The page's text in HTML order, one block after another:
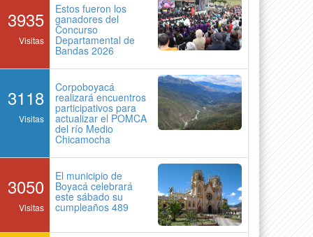
3935
Visitas
Estos fueron los
ganadores del
Concurso
Departamental de
Bandas 2026
3118
Visitas
Corpoboyacá
realizará encuentros
participativos para
actualizar el POMCA
del río Medio
Chicamocha
3050
Visitas
El municipio de
Boyacá celebrará
este sábado su
cumpleaños 489